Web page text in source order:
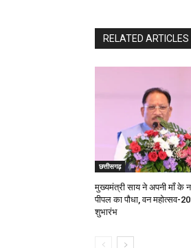
RELATED ARTICLES
छत्तीसगढ़
मुख्यमंत्री साय ने अपनी माँ के
पीपल का पौधा, वन महोत्सव-
शुभारंभ